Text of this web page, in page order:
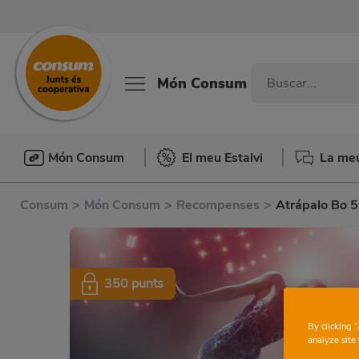
Món Consum
Món Consum El meu Estalvi La
Consum > Món Consum > Recompenses > Atrápalo Bo
350 punts
By clicking
analyze site